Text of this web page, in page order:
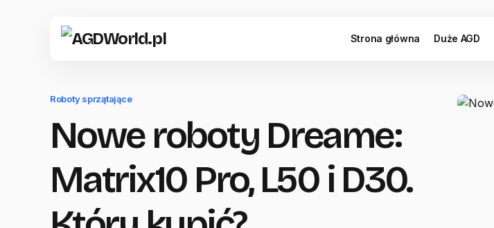
Strona główna Duże AGD
Roboty sprzątające
Nowe roboty Dreame:
Matrix10 Pro, L50 i D30.